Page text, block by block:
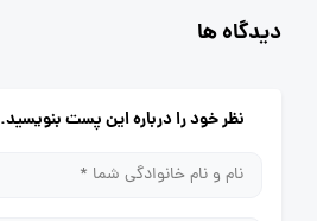
دیدگاه ها
نظر خود را درباره این پست بنویسید.